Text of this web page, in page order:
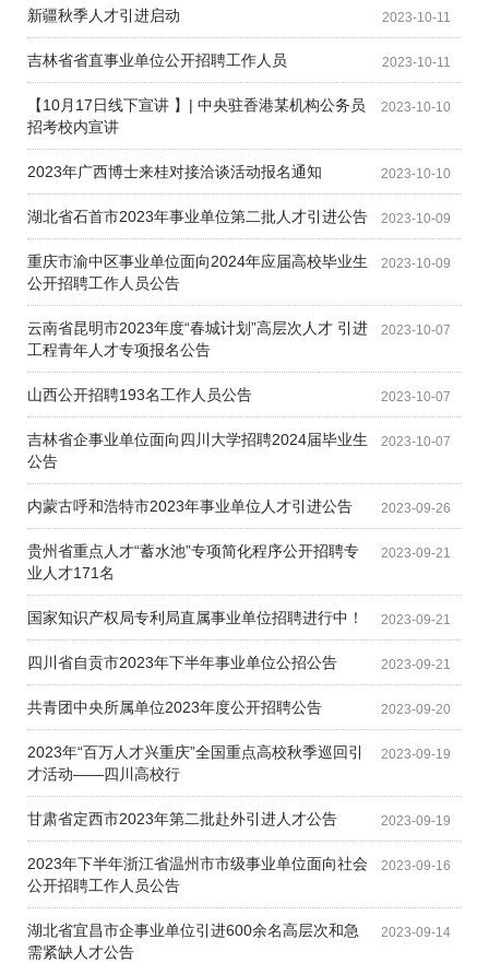
2023-10-11
新疆秋季人才引进启动
2023-10-11
吉林省省直事业单位公开招聘工作人员
2023-10-10
【10月17日线下宣讲 】| 中央驻香港某机构公务员
招考校内宣讲
2023-10-10
2023年广西博士来桂对接洽谈活动报名通知
2023-10-09
湖北省石首市2023年事业单位第二批人才引进公告
2023-10-09
重庆市渝中区事业单位面向2024年应届高校毕业生
公开招聘工作人员公告
2023-10-07
云南省昆明市2023年度“春城计划”高层次人才 引进
工程青年人才专项报名公告
2023-10-07
山西公开招聘193名工作人员公告
2023-10-07
吉林省企事业单位面向四川大学招聘2024届毕业生
公告
2023-09-26
内蒙古呼和浩特市2023年事业单位人才引进公告
2023-09-21
贵州省重点人才“蓄水池”专项简化程序公开招聘专
业人才171名
2023-09-21
国家知识产权局专利局直属事业单位招聘进行中！
2023-09-21
四川省自贡市2023年下半年事业单位公招公告
2023-09-20
共青团中央所属单位2023年度公开招聘公告
2023-09-19
2023年“百万人才兴重庆”全国重点高校秋季巡回引
才活动——四川高校行
2023-09-19
甘肃省定西市2023年第二批赴外引进人才公告
2023-09-16
2023年下半年浙江省温州市市级事业单位面向社会
公开招聘工作人员公告
2023-09-14
湖北省宜昌市企事业单位引进600余名高层次和急
需紧缺人才公告